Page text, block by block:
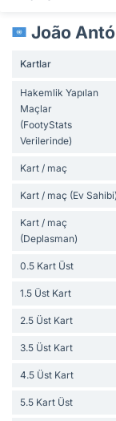
João
Kartlar
Hakemlik Yapılan
Maçlar
(FootyStats
Verilerinde)
Kart / maç
Kart / maç (Ev Sahibi)
Kart / maç
(Deplasman)
0.5 Kart Üst
1.5 Üst Kart
2.5 Üst Kart
3.5 Üst Kart
4.5 Üst Kart
5.5 Kart Üst